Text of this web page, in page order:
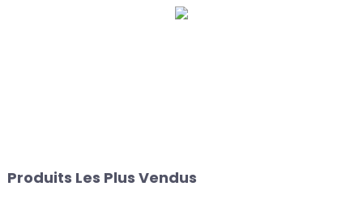
Produits Les Plus Vendus